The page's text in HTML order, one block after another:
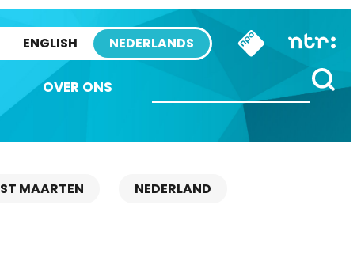
ENGLISH NEDERLANDS
OVER ONS
ST MAARTEN NEDERLAND